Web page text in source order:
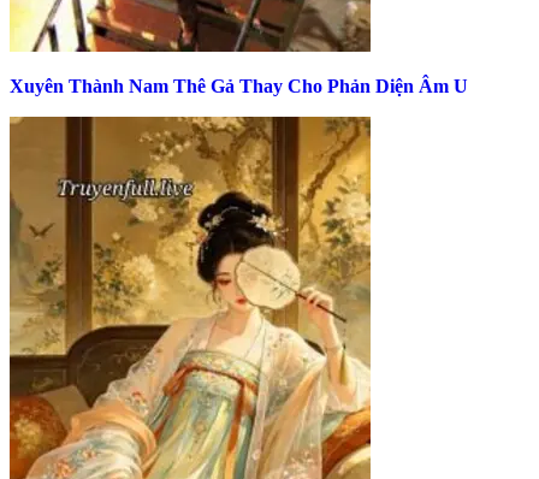
Xuyên Thành Nam Thê Gả Thay Cho Phản Diện Âm U